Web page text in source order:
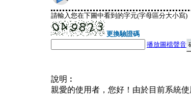
請輸入您在下圖中看到的字元(字母區分大小寫)
更換驗證碼
播放圖檔聲音
說明︰
親愛的使用者，您好！由於目前系統